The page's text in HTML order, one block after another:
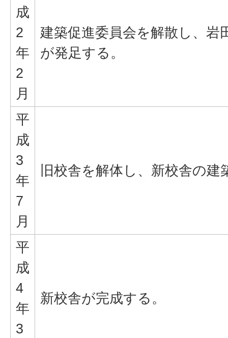
成
2
年
2
月
建築促進委員会を解散し、岩
が発足する。
平
成
3
年
7
月
旧校舎を解体し、新校舎の建
平
成
4
年
3
新校舎が完成する。